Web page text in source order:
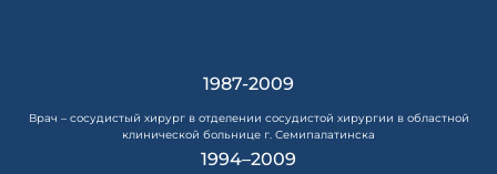
1987-2009
Врач – сосудистый хирург в отделении сосудистой хирургии в областной
клинической больнице г. Семипалатинска
1994–2009